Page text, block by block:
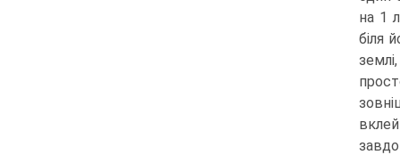
на 1
біля